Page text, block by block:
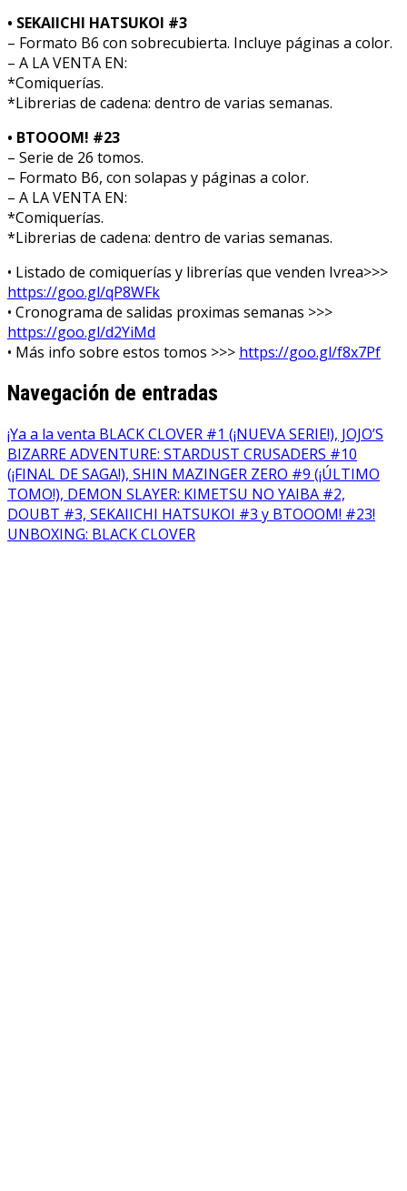
• SEKAIICHI HATSUKOI #3
– Formato B6 con sobrecubierta. Incluye páginas a color.
– A LA VENTA EN:
*Comiquerías.
*Librerias de cadena: dentro de varias semanas.
• BTOOOM! #23
– Serie de 26 tomos.
– Formato B6, con solapas y páginas a color.
– A LA VENTA EN:
*Comiquerías.
*Librerias de cadena: dentro de varias semanas.
• Listado de comiquerías y librerías que venden Ivrea>>>
https://goo.gl/qP8WFk
• Cronograma de salidas proximas semanas >>>
https://goo.gl/d2YiMd
• Más info sobre estos tomos >>> https://goo.gl/f8x7Pf
Navegación de entradas
¡Ya a la venta BLACK CLOVER #1 (¡NUEVA SERIE!), JOJO’S
BIZARRE ADVENTURE: STARDUST CRUSADERS #10
(¡FINAL DE SAGA!), SHIN MAZINGER ZERO #9 (¡ÚLTIMO
TOMO!), DEMON SLAYER: KIMETSU NO YAIBA #2,
DOUBT #3, SEKAIICHI HATSUKOI #3 y BTOOOM! #23!
UNBOXING: BLACK CLOVER